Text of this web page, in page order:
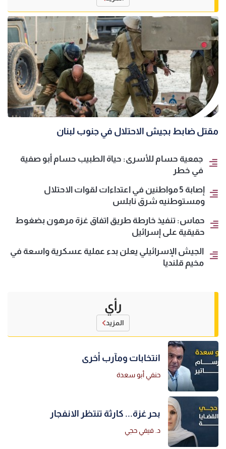
مقتل ضابط بجيش الاحتلال في جنوب لبنان
جمعية حسام للأسرى: حياة الطبيب حسام أبو صفية
في خطر
إصابة 5 مواطنين في اعتداءات لقوات الاحتلال
ومستوطنيه شرق نابلس
حماس: تنفيذ خارطة طريق اتفاق غزة مرهون بضغوط
حقيقية على إسرائيل
الجيش الإسرائيلي يعلن بدء عملية عسكرية واسعة في
مخيم قلنديا
رأي
المزيد
انتخابات ومآرب أخرى
حنفي أبو سعدة
بحر غزة... كارثة تنتظر الانفجار
د. فيفي حجي